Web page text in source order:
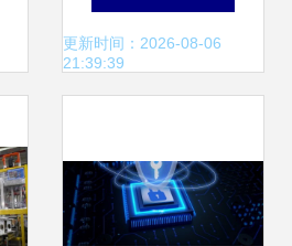
技局引领互联网信
展
更新时间：2026-08-06
21:39:39